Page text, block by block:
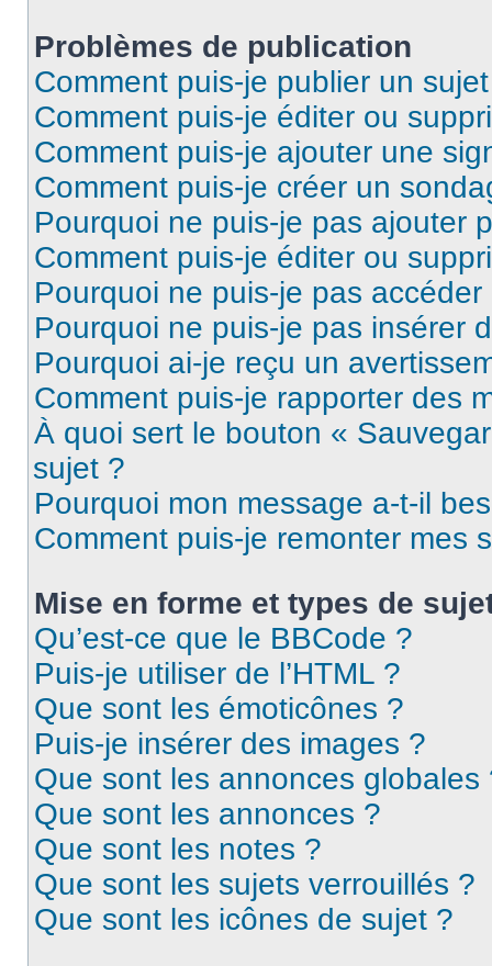
Problèmes de publication
Comment puis-je publier un
Comment puis-je éditer ou
Comment puis-je ajouter une
Comment puis-je créer un
Pourquoi ne puis-je pas ajouter
Comment puis-je éditer ou
Pourquoi ne puis-je pas
Pourquoi ne puis-je pas insérer
Pourquoi ai-je reçu un
Comment puis-je rapporter des
À quoi sert le bouton «
sujet ?
Pourquoi mon message a-t-il
Comment puis-je remonter mes
Mise en forme et types de
Qu’est-ce que le BBCode ?
Puis-je utiliser de l’HTML ?
Que sont les émoticônes ?
Puis-je insérer des images ?
Que sont les annonces globales
Que sont les annonces ?
Que sont les notes ?
Que sont les sujets verrouillés ?
Que sont les icônes de sujet ?